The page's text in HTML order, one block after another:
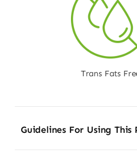
Trans Fats
Guidelines For Using This